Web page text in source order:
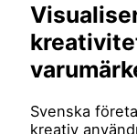
Svenska
kreativ